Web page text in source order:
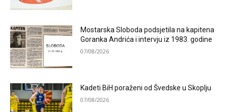
Mostarska Sloboda podsjetila na kapitena
Goranka Andrića i intervju iz 1983. godine
07/08/2026
Kadeti BiH poraženi od Švedske u Skoplju
07/08/2026